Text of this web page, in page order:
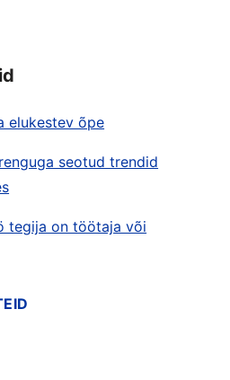
elukestev õpe
seotud trendid
tegija on töötaja või